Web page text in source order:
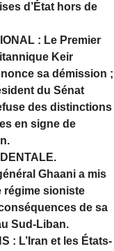
d’État hors de
: Le Premier
Keir
sa démission ;
du Sénat
des distinctions
en signe de
Ghaani a mis
régime sioniste
de sa
Sud-Liban.
: L’Iran et les États-